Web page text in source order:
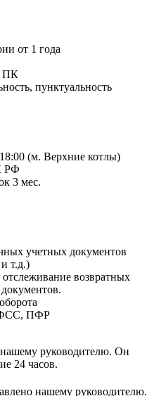
от 1 года
ПК
пунктуальность
(м. Верхние котлы)
РФ
3 мес.
учетных документов
т.д.)
возвратных
ПФР
руководителю. Он
24 часов.
нашему руководителю.